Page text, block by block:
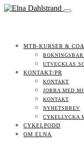
MTB-KURSER &
UTVECKLAS
KONTAKT/PR
KONTAKT
JOBBA MED
KONTAKT
NYHETSBREV
CYKELLYCKA
CYKELPODD
OM ELNA